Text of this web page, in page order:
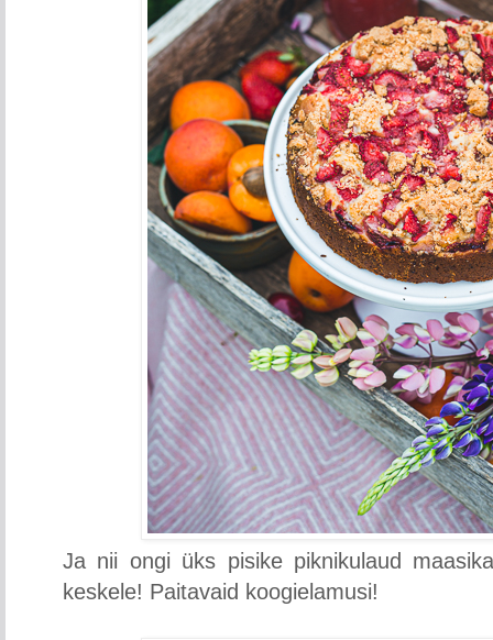
Ja nii ongi üks pisike piknikulaud
keskele! Paitavaid koogielamusi!